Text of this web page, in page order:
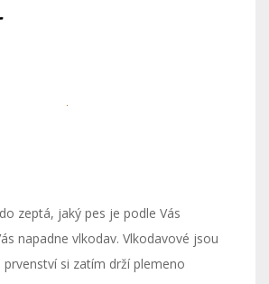
zeptá, jaký pes je podle Vás
napadne vlkodav. Vlkodavové jsou
si zatím drží plemeno